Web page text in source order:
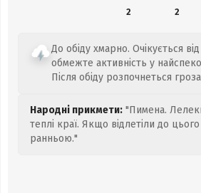
2
2
До обіду хмарно. Очікується
обмежте активність у
Після обіду розпочнеться
Народні прикмети: "Пимена.
теплі краї. Якщо відлетіли до
ранньою."